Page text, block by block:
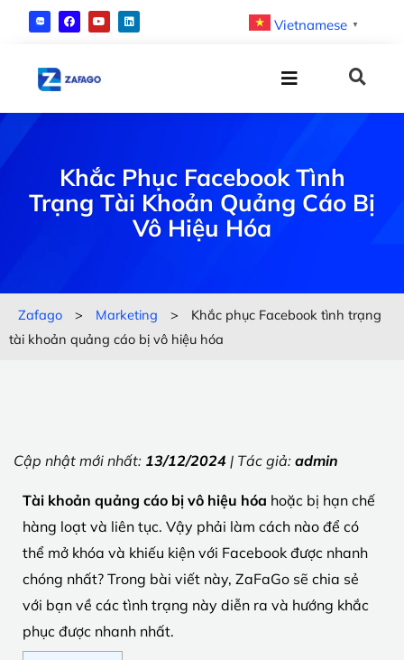
Vietnamese ▼
Khắc Phục Facebook Tình
Trạng Tài Khoản Quảng Cáo Bị
Vô Hiệu Hóa
Zafago > Marketing >
Khắc phục Facebook tình trạng
tài khoản quảng cáo bị vô hiệu hóa
Cập nhật mới nhất: 13/12/2024 | Tác giả: admin
Tài khoản quảng cáo bị vô hiệu hóa hoặc bị hạn chế
hàng loạt và liên tục. Vậy phải làm cách nào để có
thể mở khóa và khiếu kiện với Facebook được nhanh
chóng nhất? Trong bài viết này, ZaFaGo sẽ chia sẻ
với bạn về các tình trạng này diễn ra và hướng khắc
phục được nhanh nhất.